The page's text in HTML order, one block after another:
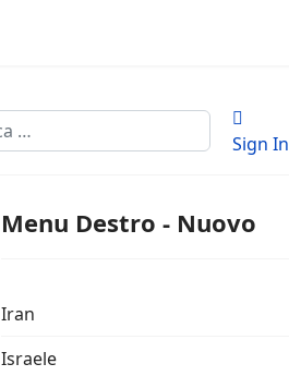
Sign In
Menu Destro - Nuovo
Iran
Israele